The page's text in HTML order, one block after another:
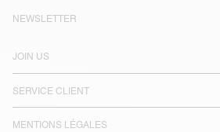
JOIN US
SERVICE CLIENT
MENTIONS LÉGALES
NEWSLETTER